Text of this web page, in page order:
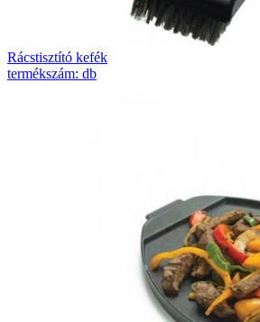
Rácstisztító kefék
termékszám: db